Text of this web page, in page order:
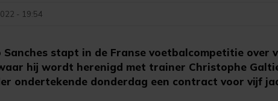
Sanches stapt in de Franse voetbalcompetitie over
hij wordt herenigd met trainer Christophe
ondertekende donderdag een contract voor vijf
- 19:54